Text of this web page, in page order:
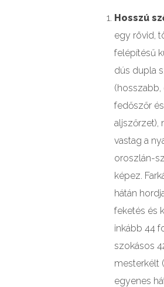
Hosszú
egy rövid,
felépítésű
dús dupla
(hosszabb,
fedőszőr
aljszőrzet),
vastag a
oroszlán-
képez.
hátán
feketés és
inkább 44
szokásos
mesterkélt
egyenes